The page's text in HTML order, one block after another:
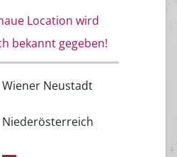
Location wird
bekannt gegeben!
Wiener Neustadt
Niederösterreich